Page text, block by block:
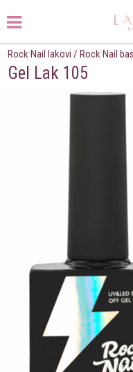
Rock Nail lakovi /Rock Nail
Gel Lak 105